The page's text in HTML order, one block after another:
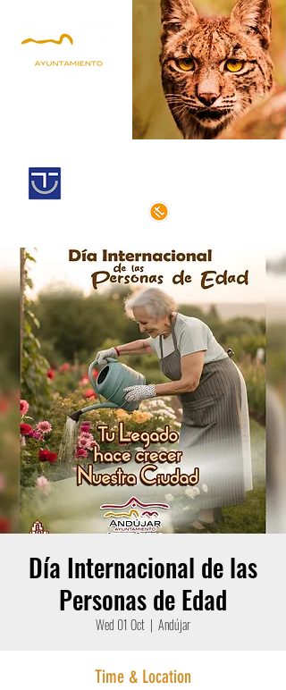
Día Internacional de las
Personas de Edad
Wed 01 Oct
  |
Andújar
Time & Location